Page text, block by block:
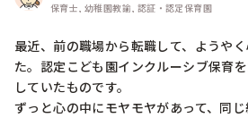
保育士, 幼稚園教諭, 認証・認定保育園
最近、前の職場から転職して、ようや
た。認定こども園インクルーシブ保育
していたものです。
ずっと心の中にモヤモヤがあって、同